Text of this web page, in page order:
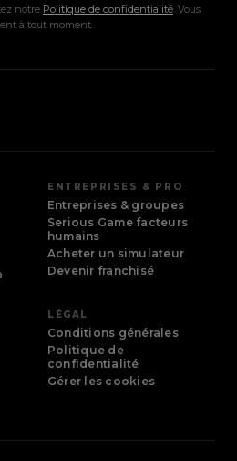
notre service client
notre Politique de confidentialité. Vous
à tout moment.
ENTREPRISES & PRO
Entreprises & groupes
Serious Game facteurs
humains
Acheter un simulateur
Devenir franchisé
LÉGAL
Conditions générales
Politique de
confidentialité
Gérer les cookies